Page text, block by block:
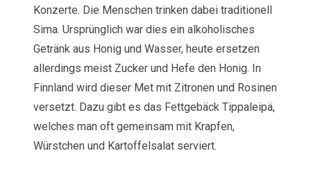
Konzerte. Die Menschen trinken dabei traditionell
Sima. Ursprünglich war dies ein alkoholisches
Getränk aus Honig und Wasser, heute ersetzen
allerdings meist Zucker und Hefe den Honig. In
Finnland wird dieser Met mit Zitronen und Rosinen
versetzt. Dazu gibt es das Fettgebäck Tippaleipä,
welches man oft gemeinsam mit Krapfen,
Würstchen und Kartoffelsalat serviert.